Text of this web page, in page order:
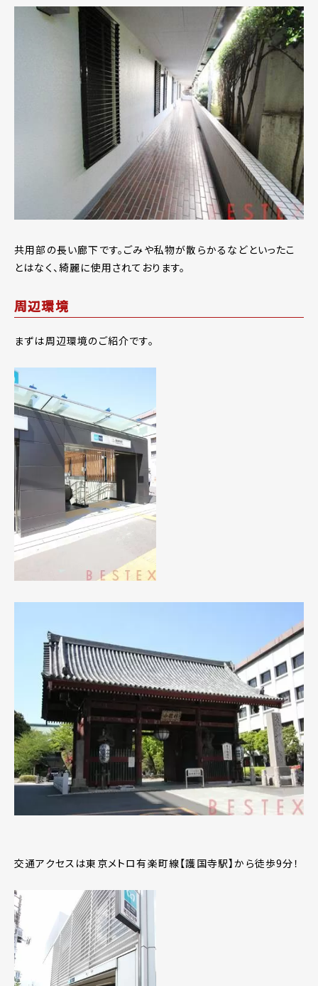
共用部の長い廊下です。ごみや私物が散らかるなどといったこ
とはなく、綺麗に使用されております。
周辺環境
まずは周辺環境のご紹介です。
交通アクセスは東京メトロ有楽町線【護国寺駅】から徒歩9分！